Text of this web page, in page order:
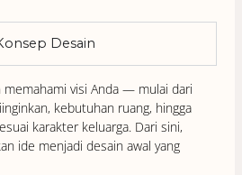
Desain
memahami visi Anda — mulai dari
kebutuhan ruang, hingga
karakter keluarga. Dari sini,
ide menjadi desain awal yang